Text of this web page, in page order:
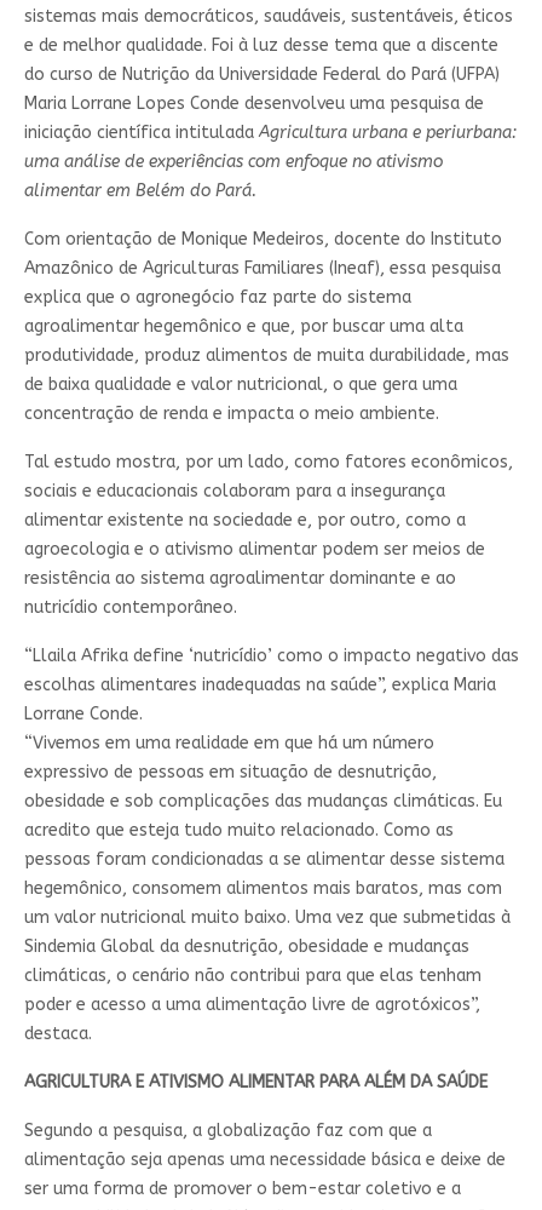
sistemas mais democráticos, saudáveis, sustentáveis, éticos
e de melhor qualidade. Foi à luz desse tema que a discente
do curso de Nutrição da Universidade Federal do Pará (UFPA)
Maria Lorrane Lopes Conde desenvolveu uma pesquisa de
iniciação científica intituladaAgricultura urbana e periurbana:
uma análise de experiências com enfoque no ativismo
alimentar em Belém do Pará.
Com orientação de Monique Medeiros, docente do Instituto
Amazônico de Agriculturas Familiares (Ineaf), essa pesquisa
explica que o agronegócio faz parte do sistema
agroalimentar hegemônico e que, por buscar uma alta
produtividade, produz alimentos de muita durabilidade, mas
de baixa qualidade e valor nutricional, o que gera uma
concentração de renda e impacta o meio ambiente.
Tal estudo mostra, por um lado, como fatores econômicos,
sociais e educacionais colaboram para a insegurança
alimentar existente na sociedade e, por outro, como a
agroecologia e o ativismo alimentar podem ser meios de
resistência ao sistema agroalimentar dominante e ao
nutricídio contemporâneo.
“Llaila Afrika define ‘nutricídio’ como o impacto negativo das
escolhas alimentares inadequadas na saúde”, explica Maria
Lorrane Conde.
“Vivemos em uma realidade em que há um número
expressivo de pessoas em situação de desnutrição,
obesidade e sob complicações das mudanças climáticas. Eu
acredito que esteja tudo muito relacionado. Como as
pessoas foram condicionadas a se alimentar desse sistema
hegemônico, consomem alimentos mais baratos, mas com
um valor nutricional muito baixo. Uma vez que submetidas à
Sindemia Global da desnutrição, obesidade e mudanças
climáticas, o cenário não contribui para que elas tenham
poder e acesso a uma alimentação livre de agrotóxicos”,
destaca.
AGRICULTURA E ATIVISMO ALIMENTAR PARA ALÉM DA SAÚDE
Segundo a pesquisa, a globalização faz com que a
alimentação seja apenas uma necessidade básica e deixe de
ser uma forma de promover o bem-estar coletivo e a